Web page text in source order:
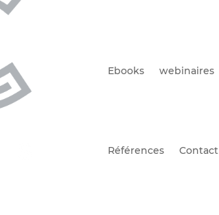
Ebooks webinaires
Références Contact